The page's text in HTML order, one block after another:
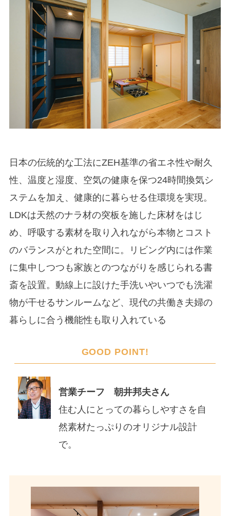
日本の伝統的な工法にZEH基準の省エネ性や耐久
性、温度と湿度、空気の健康を保つ24時間換気シ
ステムを加え、健康的に暮らせる住環境を実現。
LDKは天然のナラ材の突板を施した床材をはじ
め、呼吸する素材を取り入れながら本物とコスト
のバランスがとれた空間に。リビング内には作業
に集中しつつも家族とのつながりを感じられる書
斎を設置。動線上に設けた手洗いやいつでも洗濯
物が干せるサンルームなど、現代の共働き夫婦の
暮らしに合う機能性も取り入れている
GOOD POINT!
営業チーフ 朝井邦夫さん
住む人にとっての暮らしやすさを自
然素材たっぷりのオリジナル設計
で。